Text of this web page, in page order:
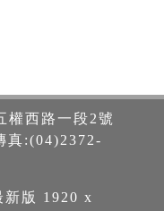
權西路一段2號
真:(04)2372-
新版 1920 x